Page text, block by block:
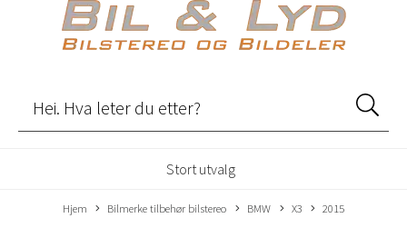
Stort utvalg
Hjem Bilmerke tilbehør bilstereo BMW X3 2015